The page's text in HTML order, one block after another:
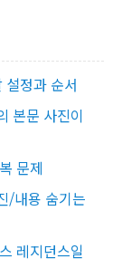
정과 순서
본문 사진이
문제
/내용 숨기는
레지던스일